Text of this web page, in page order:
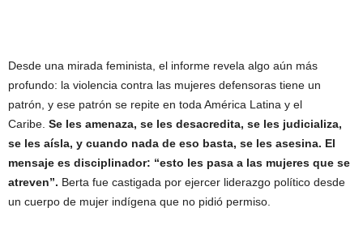
Desde una mirada feminista, el informe revela algo aún más
profundo: la violencia contra las mujeres defensoras tiene un
patrón, y ese patrón se repite en toda América Latina y el
Caribe. Se les amenaza, se les desacredita, se les judicializa,
se les aísla, y cuando nada de eso basta, se les asesina. El
mensaje es disciplinador: “esto les pasa a las mujeres que se
atreven”. Berta fue castigada por ejercer liderazgo político desde
un cuerpo de mujer indígena que no pidió permiso.